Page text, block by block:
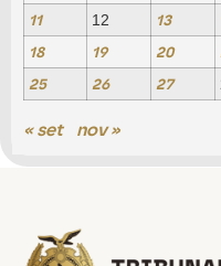
11 12 13
18 19 20
25 26 27
« set nov »